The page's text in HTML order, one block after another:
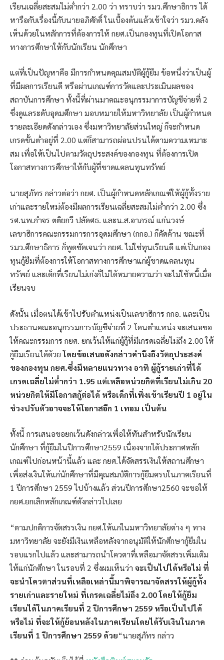
เรียนเฉลี่ยสะสมไม่ต่ำกว่า 2.00 ว่า ทราบว่า รมว.ศึกษาธิการ ได้
หารือกับเรื่องนี้กับนายอภิศักดิ์ ในเบื้องต้นแล้วเข้าใจว่า รมว.คลัง
เห็นด้วยในหลักการที่ต้องการให้ กยศ.เป็นกองทุนที่เปิดโอกาส
ทางการศึกษาให้กับนักเรียน นักศึกษา
แต่ที่เป็นปัญหาคือ มีการกำหนดคุณสมบัติผู้กู้ยืม ข้อหนึ่งว่าเป็นผู้
ที่มีผลการเรียนดี หรือผ่านเกณฑ์การวัดและประเมินผลของ
สถาบันการศึกษา ทั้งนี้ที่ผ่านมาคณะอนุกรรมาการบัญชีจ่ายที่ 2
ซึ่งดูแลระดับอุดมศึกษา มอบหมายให้มหาวิทยาลัย เป็นผู้กำหนด
รายละเอียดดังกล่าวเอง ซึ่งมหาวิทยาลัยส่วนใหญ่ ก็จะกำหนด
เกรดขั้นต่ำอยู่ที่ 2.00 แต่ก็สามารถผ่อนปรนได้ตามความเหมาะ
สม เพื่อให้เป็นไปตามวัตถุประสงค์ของกองทุน ที่ต้องการเปิด
โอกาสทางการศึกษาให้กับผู้ที่ขาดแคลนทุนทรัพย์
นายสุภัทร กล่าวต่อว่า กยศ. เป็นผู้กำหนดหลักเกณฑ์ให้ผู้กู้ทั้งราย
เก่าและรายใหม่ต้องมีผลการเรียนเฉลี่ยสะสมไม่ต่ำกว่า 2.00 ซึ่ง
รศ.นพ.กำจร ตติยกวี ปลัดศธ. และน.ส.อาภรณ์ แก่นวงษ์
เลขาธิการคณะกรรมการการอุดมศึกษา (กกอ.) ก็คัดค้าน ขณะที่
รมว.ศึกษาธิการ ก็พูดชัดเจนว่า กยศ. ไม่ใช่ทุนเรียนดี แต่เป็นกอง
ทุนกู้ยืมที่ต้องการให้โอกาสทางการศึกษาแก่ผู้ขาดแคลนทุน
ทรัพย์ และเด็กที่เรียนไม่เก่งก็ไม่ได้หมายความว่า จะไม่ใช้หนี้เมื่อ
เรียนจบ
ดังนั้น เมื่อตนได้เข้าไปรับตำแหน่งเป็นเลขาธิการ กกอ. และเป็น
ประธานคณะอนุกรรมการบัญชีจ่ายที่ 2 โดนตำแหน่ง จะเสนอขอ
ให้คณะกรรมการ กยศ. ยกเว้นให้แก่ผู้กู้ที่มีเกรดเฉลี่ยไม่ถึง 2.00 ให้
กู้ยืมเรียนได้ด้วยโดยข้อเสนอดังกล่าวคำนึงถึงวัตถุประสงค์
ของกองทุน กยศ.ซึ่งมีหลายแนวทาง อาทิ ผู้กู้รายเก่าที่ได้
เกรดเฉลี่ยไม่ต่ำกว่า 1.95 แต่เหลือหน่วยกิตที่เรียนไม่เกิน 20
หน่วยกิตให้มีโอกาสกู้ต่อได้ หรือเด็กที่เพิ่งเข้าเรียนปี 1 อยู่ใน
ช่วงปรับตัวอาจจะให้โอกาสอีก 1 เทอม เป็นต้น
ทั้งนี้ การเสนอขอยกเว้นดังกล่าวเพื่อให้ทันสำหรับนักเรียน
นักศึกษา ที่กู้ยืมในปีการศึกษา2559 เนื่องจากได้ประกาศหลัก
เกณฑ์ไปก่อนหน้านี้แล้ว และ กยศ.ได้จัดสรรเงินให้สถานศึกษา
เพื่อส่งเงินให้แก่นักศึกษาที่มีคุณสมบัติการกู้ยืมครบในภาคเรียนที่
1 ปีการศึกษา 2559 ไปบ้างแล้ว ส่วนปีการศึกษา2560 จะขอให้
กยศ.ยกเลิกหลักเกณฑ์ดังกล่าวไปเลย
“ตามปกติการจัดสรรเงิน กยศ.ให้แก่ในมหาวิทยาลัยต่าง ๆ ทาง
มหาวิทยาลัย จะยังมีเงินเหลือหลังจากอนุมัติให้นักศึกษากู้ยืมใน
รอบแรกไปแล้ว และสามารถนำโควตาที่เหลือมาจัดสรรเพิ่มเติม
ให้แก่นักศึกษา ในรอบที่ 2 ซึ่งผมเห็นว่า จะเป็นไปได้หรือไม่ ที่
จะนำโควตาส่วนที่เหลือเหล่านี้มาพิจารณาจัดสรรให้ผู้กู้ทั้ง
รายเก่าและรายใหม่ ที่เกรดเฉลี่ยไม่ถึง 2.00 โดยให้กู้ยืม
เรียนได้ในภาคเรียนที่ 2 ปีการศึกษา 2559 หรือเป็นไปได้
หรือไม่ ที่จะให้กู้ย้อนหลังในภาคเรียนโดยได้รับเงินในภาค
เรียนที่ 1 ปีการศึกษา 2559 ด้วย“นายสุภัทร กล่าว